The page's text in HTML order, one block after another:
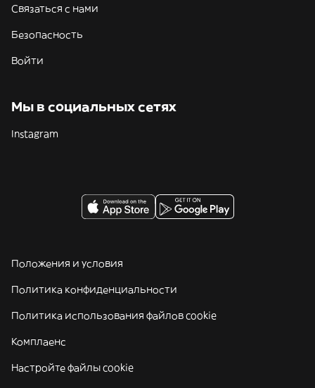
Связаться с нами
Безопасность
Войти
Мы в социальных сетях
Instagram
Положения и условия
Политика конфиденциальности
Политика использования файлов cookie
Комплаенс
Настройте файлы cookie